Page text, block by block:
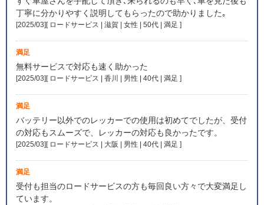
丁寧に分かりやすく説明してもらったので助かりました｡
[2025/03][ ロードサービス | 滋賀 | 女性 | 50代 | 満足 ]
満足
無料サービスで対応も速く助かった
[2025/03][ ロードサービス | 香川 | 男性 | 40代 | 満足 ]
満足
バッテリー以外でのレッカーでの使用は初めてでしたが、受付
の対応もスムーズで、レッカーの対応も良かったです。
[2025/03][ ロードサービス | 大阪 | 男性 | 40代 | 満足 ]
満足
受付も担当のロードサービスの方も毎回良い方々で大変満足し
ています。